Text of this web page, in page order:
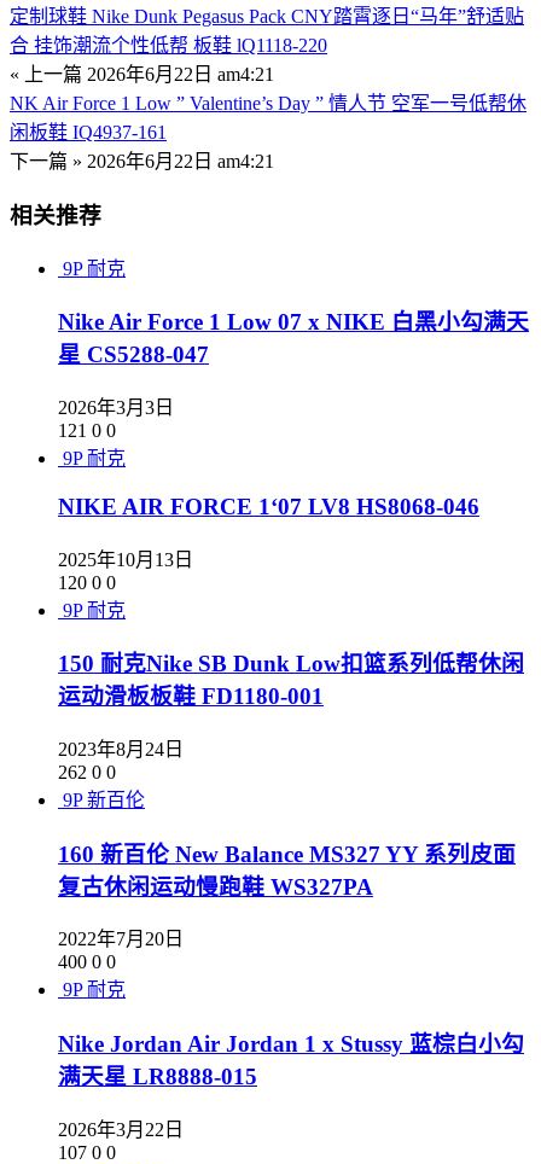
定制球鞋 Nike Dunk Pegasus Pack CNY踏霄逐日“马年”舒适贴
合 挂饰潮流个性低帮 板鞋 lQ1118-220
« 上一篇 2026年6月22日 am4:21
NK Air Force 1 Low ” Valentine’s Day ” 情人节 空军一号低帮休
闲板鞋 IQ4937-161
下一篇 » 2026年6月22日 am4:21
相关推荐
9P 耐克
Nike Air Force 1 Low 07 x NIKE 白黑小勾满天
星 CS5288-047
2026年3月3日
121 0 0
9P 耐克
NIKE AIR FORCE 1‘07 LV8 HS8068-046
2025年10月13日
120 0 0
9P 耐克
150 耐克Nike SB Dunk Low扣篮系列低帮休闲
运动滑板板鞋 FD1180-001
2023年8月24日
262 0 0
9P 新百伦
160 新百伦 New Balance MS327 YY 系列皮面
复古休闲运动慢跑鞋 WS327PA
2022年7月20日
400 0 0
9P 耐克
Nike Jordan Air Jordan 1 x Stussy 蓝棕白小勾
满天星 LR8888-015
2026年3月22日
107 0 0